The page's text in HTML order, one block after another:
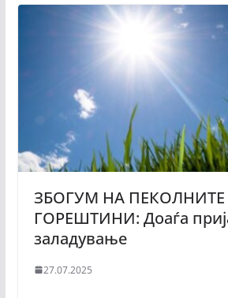
ЗБОГУМ НА ПЕКОЛНИТЕ
ГОРЕШТИНИ: Доаѓа
заладување
27.07.2025